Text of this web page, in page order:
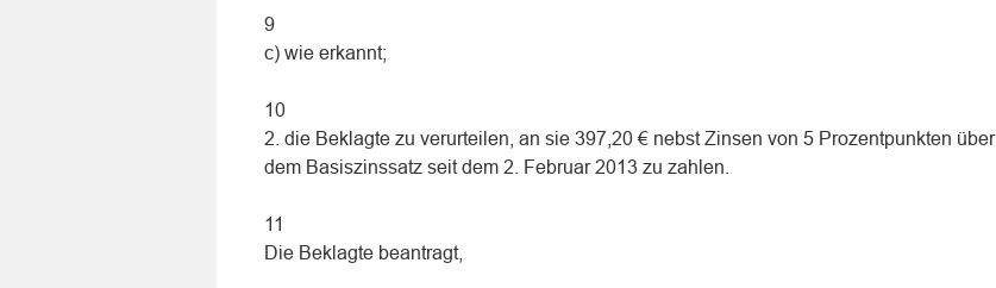
9
c) wie erkannt;
10
2. die Beklagte zu verurteilen, an sie 397,20 € nebst Zinsen von 5 Prozentpunkten über
dem Basiszinssatz seit dem 2. Februar 2013 zu zahlen.
11
Die Beklagte beantragt,